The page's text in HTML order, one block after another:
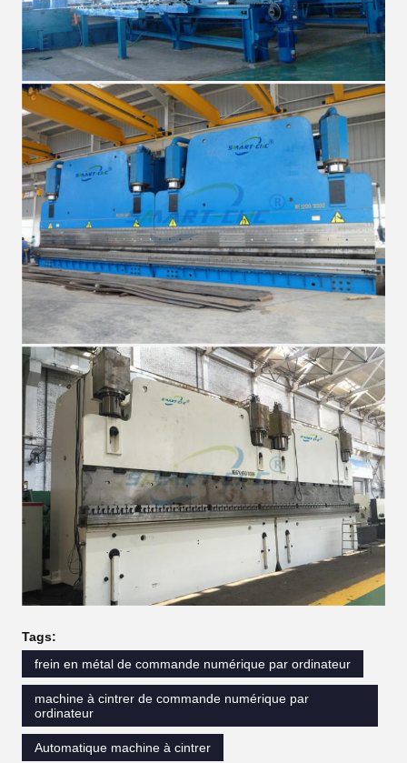
Tags:
frein en métal de commande numérique par ordinateur
machine à cintrer de commande numérique par
ordinateur
Automatique machine à cintrer